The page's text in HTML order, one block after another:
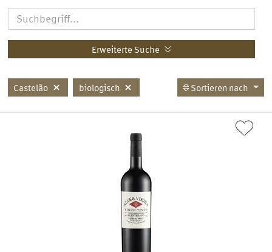
Erweiterte Suche
Castelão biologisch Sortieren nach